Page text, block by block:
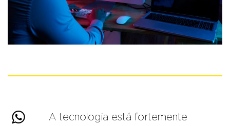

A tecnologia está fortemente